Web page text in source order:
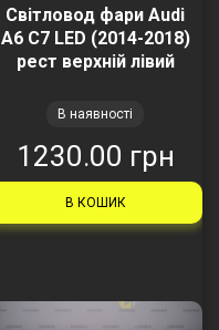
Світловод фари Audi
A6 C7 LED (2014-2018)
рест верхній лівий
В наявності
1230.00 грн
В КОШИК